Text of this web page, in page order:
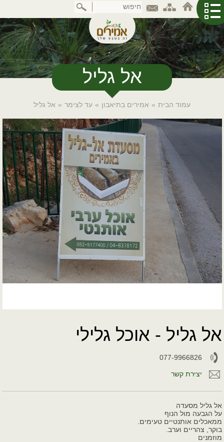
לתוכן
המרכזי
אל גליל
עמוד הבית » אמירים בתיאבון » עד לצימר » אל גליל
אל גליל - אוכל גלילי
077-9966826
יצירת קשר
אל גליל מסעדה
על הגבעה מול הנוף
ממאכלים אותנטיים טעימים.
בוקר, צהריים וערב.
מוזמנים